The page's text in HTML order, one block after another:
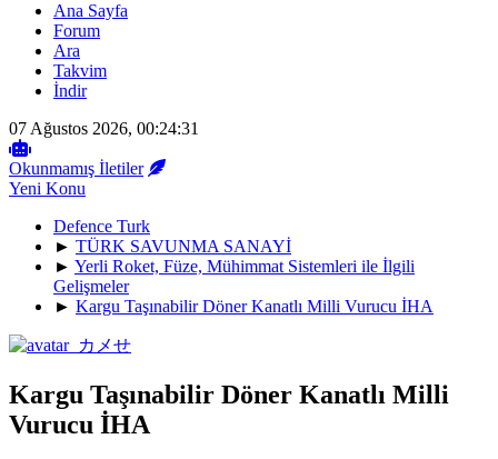
Ana Sayfa
Forum
Ara
Takvim
İndir
07 Ağustos 2026, 00:24:31
Okunmamış İletiler
Yeni Konu
Defence Turk
► TÜRK SAVUNMA SANAYİ
► Yerli Roket, Füze, Mühimmat Sistemleri ile İlgili
Gelişmeler
► Kargu Taşınabilir Döner Kanatlı Milli Vurucu İHA
Kargu Taşınabilir Döner Kanatlı Milli
Vurucu İHA